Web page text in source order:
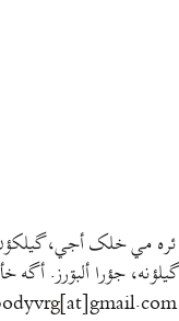
ئره مي خلک أجي، گيلکؤن
گيلؤنه، جؤرا ألبۊرز.